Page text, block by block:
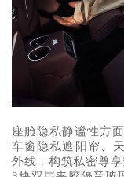
座舱隐私静谧性方
车窗隐私遮阳帘、
外线，构筑私密尊